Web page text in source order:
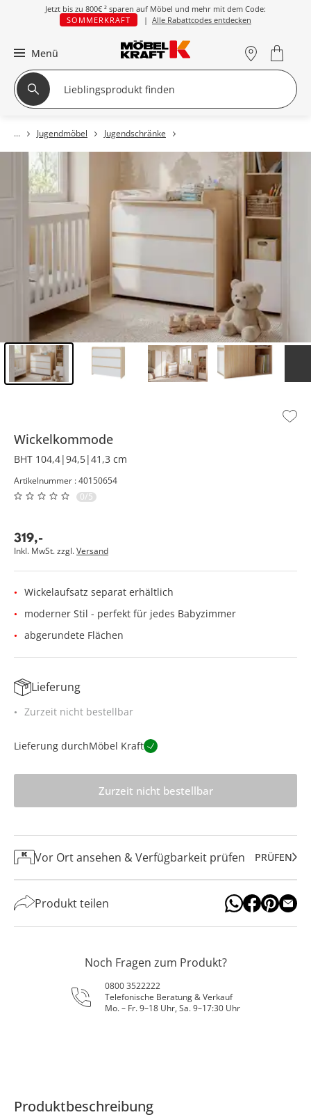
Jetzt bis zu 800€ ² sparen auf Möbel und mehr mit dem Code:
SOMMERKRAFT
| Alle Rabattcodes entdecken
Menü
Jugendmöbel Jugendschränke
Wickelkommode
BHT 104,4|94,5|41,3 cm
Artikelnummer : 40150654
0/5
319,-
Inkl. MwSt. zzgl.Versand
Wickelaufsatz separat erhältlich
moderner Stil - perfekt für jedes Babyzimmer
abgerundete Flächen
Lieferung
Zurzeit nicht bestellbar
Lieferung durchMöbel Kraft
Zurzeit nicht bestellbar
Vor Ort ansehen & Verfügbarkeit prüfen PRÜFEN
Produkt teilen
Noch Fragen zum Produkt?
0800 3522222
Telefonische Beratung & Verkauf
Mo. – Fr. 9–18 Uhr, Sa. 9–17:30 Uhr
Produktbeschreibung